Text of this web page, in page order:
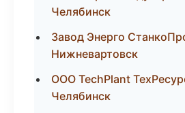
Челябинск
Завод Энерго
Нижневартовск
ООО TechPlant
Челябинск